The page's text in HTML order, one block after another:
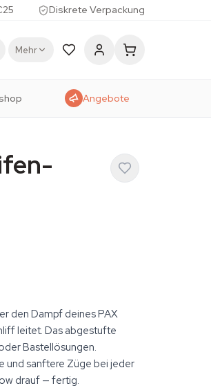
Diskrete Verpackung
Mehr
Angebote
den Dampf deines PAX
leitet. Das abgestufte
Bastellösungen.
und sanftere Züge bei jeder
drauf — fertig.